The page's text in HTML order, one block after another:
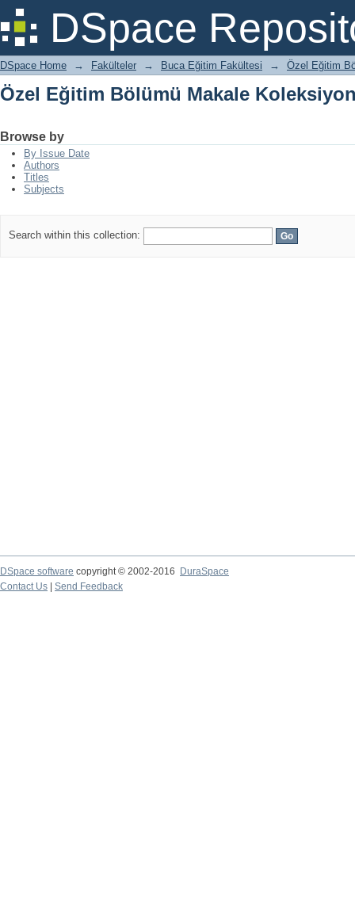
DSpace
Özel Eğitim Bölümü Makale
DSpace Home → Fakülteler → Buca Eğitim Fakültesi → Özel Eğitim
Özel Eğitim Bölümü Makale
Browse by
By Issue Date
Authors
Titles
Subjects
Search within this collection:
DSpace software copyright © 2002-2016
DuraSpace
Contact Us
Send Feedback